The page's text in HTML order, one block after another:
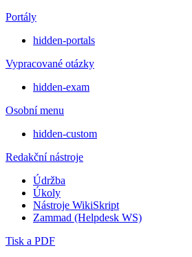
Portály
hidden-portals
Vypracované otázky
hidden-exam
Osobní menu
hidden-custom
Redakční nástroje
Údržba
Úkoly
Nástroje WikiSkript
Zammad (Helpdesk WS)
Tisk a PDF